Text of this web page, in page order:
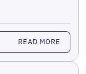
READ MORE